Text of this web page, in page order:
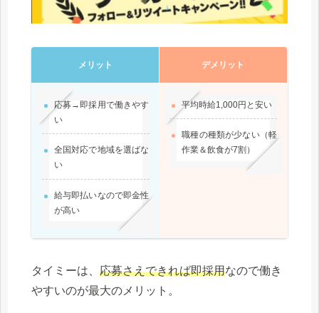
メリット
応募→即採用で働きやす
い
全国対応で地域を選ばな
い
給与即払いなので即金性
が高い
デメリット
平均時給1,000円と安い
職種の種類が少ない（軽
作業＆飲食が7割）
タイミーは、応募さえできれば即採用なので働き
やすいのが最大のメリット。